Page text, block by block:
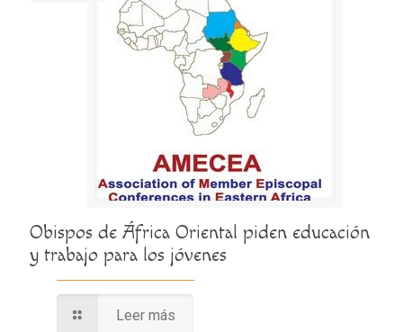
Obispos de África Oriental piden educación
y trabajo para los jóvenes
Leer más